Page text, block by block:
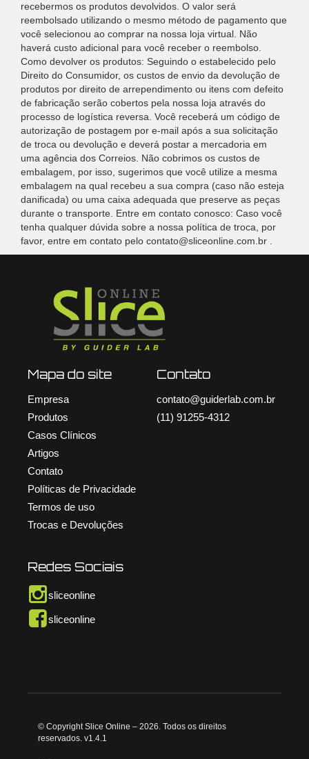
recebermos os produtos devolvidos. O valor será
reembolsado utilizando o mesmo método de pagamento que
você selecionou ao comprar na nossa loja virtual. Não
haverá custo adicional para você receber o reembolso.
Como devolver os produtos: Seguindo o estabelecido pelo
Direito do Consumidor, os custos de envio da devolução de
produtos por direito de arrependimento ou itens com defeito
de fabricação serão cobertos pela nossa loja através do
processo de logística reversa. Você receberá um código de
autorização de postagem por e-mail após a sua solicitação
de troca ou devolução e deverá postar a mercadoria em
uma agência dos Correios. Não cobrimos os custos de
embalagem, por isso, sugerimos que você utilize a mesma
embalagem na qual recebeu a sua compra (caso não esteja
danificada) ou uma caixa adequada que preserve as peças
durante o transporte. Entre em contato conosco: Caso você
tenha qualquer dúvida sobre a nossa política de troca, por
favor, entre em contato pelo contato@sliceonline.com.br .
Mapa do site
Empresa
Produtos
Casos Clínicos
Artigos
Contato
Políticas de Privacidade
Termos de uso
Trocas e Devoluções
Contato
contato@guiderlab.com.br
(11) 91255-4312
Redes Sociais
sliceonline
sliceonline
© Copyright Slice Online – 2026. Todos os direitos
reservados. v1.4.1